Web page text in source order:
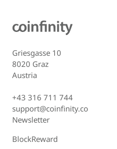
Griesgasse 10
8020 Graz
Austria
+43 316 711 744
support@coinfinity.co
Newsletter
BlockReward